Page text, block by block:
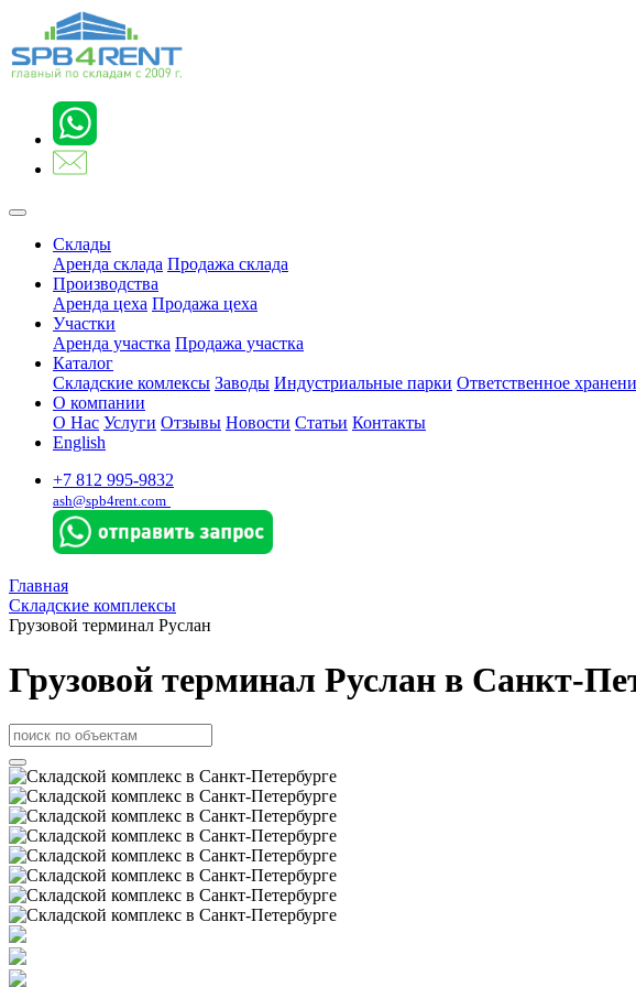
Склады
Аренда склада Продажа склада
Производства
Аренда цеха Продажа цеха
Участки
Аренда участка Продажа участка
Каталог
Складские комлексы Заводы Индустриальные парки Ответственное
О компании
О Нас Услуги Отзывы Новости Статьи Контакты
English
+7 812 995-9832
ash@spb4rent.com
Главная
Складские комплексы
Грузовой терминал Руслан
Грузовой терминал Руслан в Санкт-